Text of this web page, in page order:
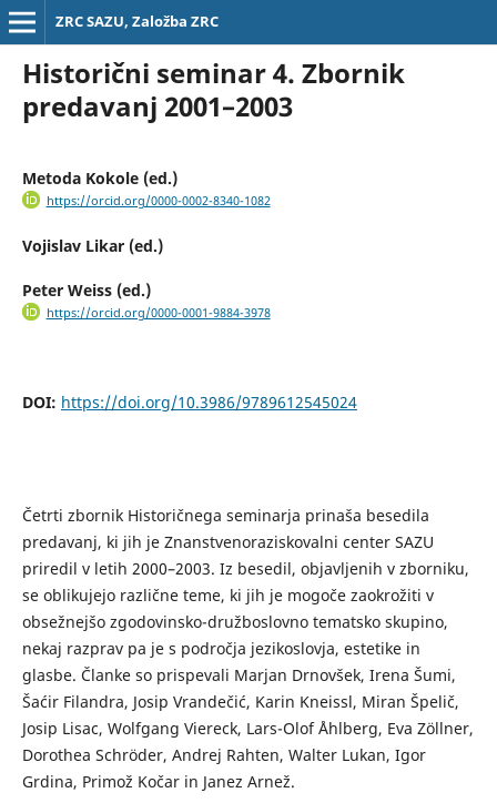
ZRC SAZU, Založba ZRC
Historični seminar 4. Zbornik
predavanj 2001–2003
Metoda Kokole (ed.)
https://orcid.org/0000-0002-8340-1082
Vojislav Likar (ed.)
Peter Weiss (ed.)
https://orcid.org/0000-0001-9884-3978
DOI: https://doi.org/10.3986/9789612545024
Četrti zbornik Historičnega seminarja prinaša besedila
predavanj, ki jih je Znanstvenoraziskovalni center SAZU
priredil v letih 2000–2003. Iz besedil, objavljenih v zborniku,
se oblikujejo različne teme, ki jih je mogoče zaokrožiti v
obsežnejšo zgodovinsko-družboslovno tematsko skupino,
nekaj razprav pa je s področja jezikoslovja, estetike in
glasbe. Članke so prispevali Marjan Drnovšek, Irena Šumi,
Šaćir Filandra, Josip Vrandečić, Karin Kneissl, Miran Špelič,
Josip Lisac, Wolfgang Viereck, Lars-Olof Åhlberg, Eva Zöllner,
Dorothea Schröder, Andrej Rahten, Walter Lukan, Igor
Grdina, Primož Kočar in Janez Arnež.